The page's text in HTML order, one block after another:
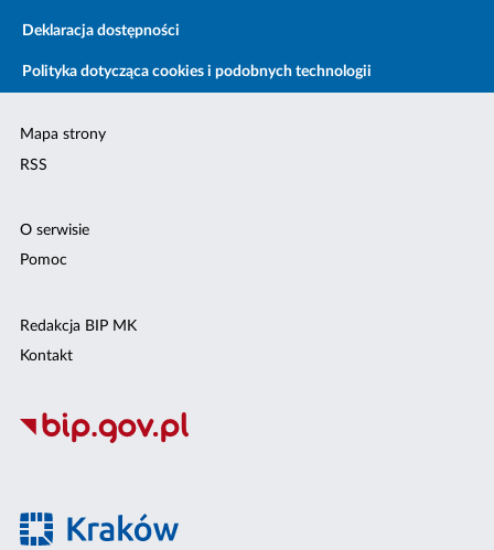
Deklaracja dostępności
Polityka dotycząca cookies i podobnych technologii
Mapa strony
RSS
O serwisie
Pomoc
Redakcja BIP MK
Kontakt